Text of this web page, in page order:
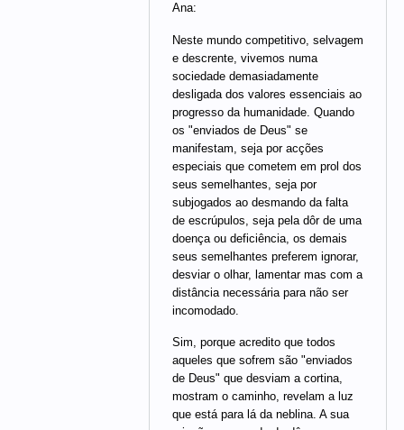
Ana:
Neste mundo competitivo, selvagem
e descrente, vivemos numa
sociedade demasiadamente
desligada dos valores essenciais ao
progresso da humanidade. Quando
os "enviados de Deus" se
manifestam, seja por acções
especiais que cometem em prol dos
seus semelhantes, seja por
subjogados ao desmando da falta
de escrúpulos, seja pela dôr de uma
doença ou deficiência, os demais
seus semelhantes preferem ignorar,
desviar o olhar, lamentar mas com a
distância necessária para não ser
incomodado.
Sim, porque acredito que todos
aqueles que sofrem são "enviados
de Deus" que desviam a cortina,
mostram o caminho, revelam a luz
que está para lá da neblina. A sua